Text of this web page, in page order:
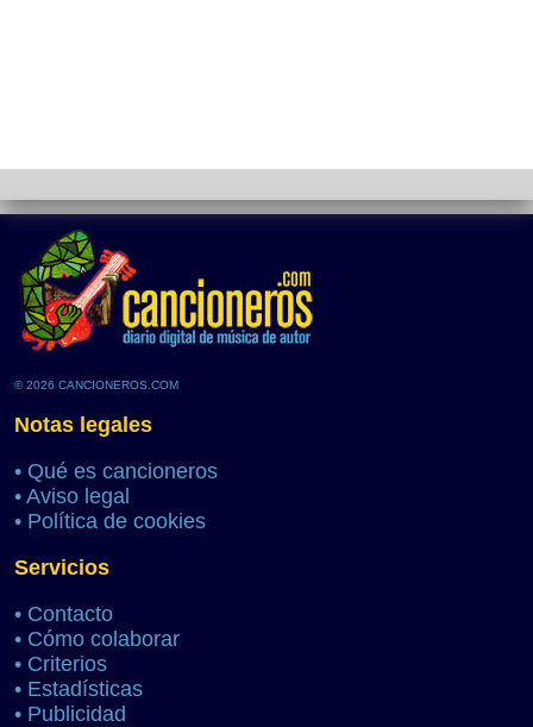
© 2026 CANCIONEROS.COM
Notas legales
• Qué es cancioneros
• Aviso legal
• Política de cookies
Servicios
• Contacto
• Cómo colaborar
• Criterios
• Estadísticas
• Publicidad